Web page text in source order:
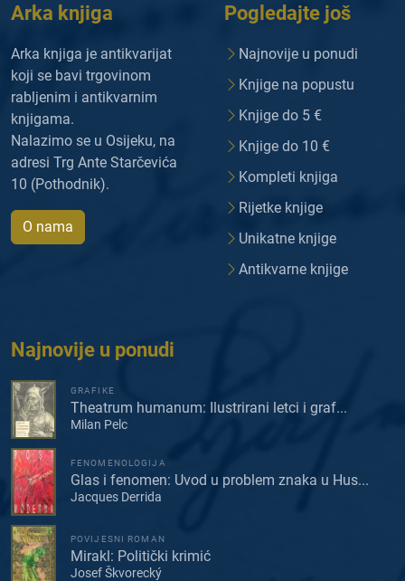
Arka knjiga
Arka knjiga je antikvarijat
koji se bavi trgovinom
rabljenim i antikvarnim
knjigama.
Nalazimo se u Osijeku, na
adresi Trg Ante Starčevića
10 (Pothodnik).
O nama
Pogledajte još
Najnovije u ponudi
Knjige na popustu
Knjige do 5 €
Knjige do 10 €
Kompleti knjiga
Rijetke knjige
Unikatne knjige
Antikvarne knjige
Najnovije u ponudi
GRAFIKE
Theatrum humanum: Ilustrirani letci i graf...
Milan Pelc
FENOMENOLOGIJA
Glas i fenomen: Uvod u problem znaka u Hus...
Jacques Derrida
POVIJESNI ROMAN
Mirakl: Politički krimić
Josef Škvorecký